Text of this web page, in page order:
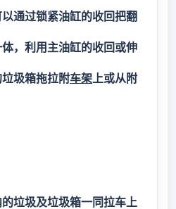
通过锁紧油缸的收回把翻
，利用主油缸的收回或伸
圾箱拖拉附车架 上或从附
垃圾及垃圾箱一同拉车上